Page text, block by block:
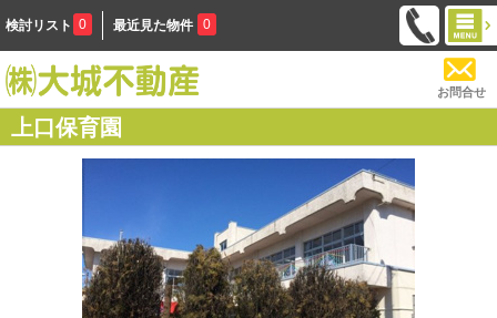
検討リスト 0 最近見た物件 0
お問合せ
上口保育園